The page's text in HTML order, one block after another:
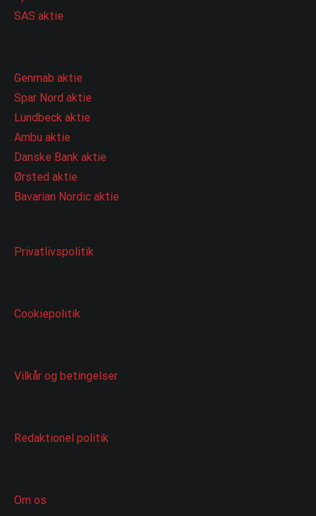
SAS aktie
Genmab aktie
Spar Nord aktie
Lundbeck aktie
Ambu aktie
Danske Bank aktie
Ørsted aktie
Bavarian Nordic aktie
Privatlivspolitik
Cookiepolitik
Vilkår og betingelser
Redaktionel politik
Om os